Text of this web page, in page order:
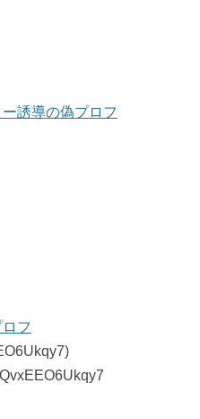
誘導の偽プロフ
フ